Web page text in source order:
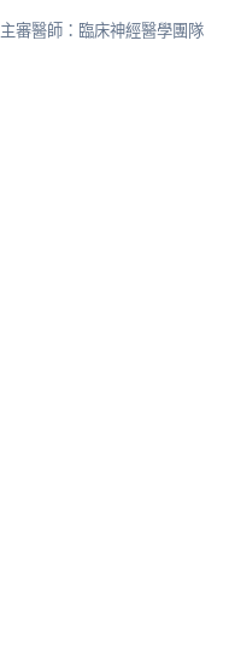
主審醫師：臨床神經醫學團隊